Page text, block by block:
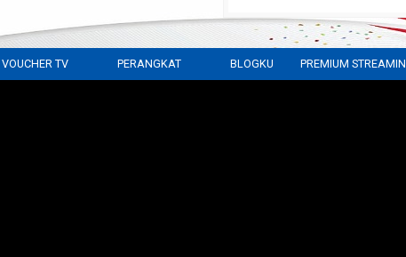
VOUCHER TV PERANGKAT BLOGKU PREMIUM